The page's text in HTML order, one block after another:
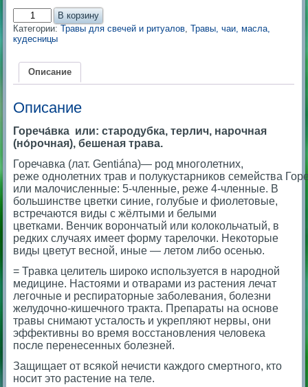
Количество
товара
Горечавка,
терлич-
В корзину
Категории:Травы для свечей и ритуалов ,Травы, чаи, масла,
кудесницы
Описание
Описание
Гореча́вка или: стародубка, терлич, нарочная
(но́рочная), бешеная трава.
Горечавка (лат. Gentiána)— род многолетних,
реже однолетних трав и полукустарников семейства
или малочисленные: 5-членные, реже 4-членные. В
большинстве цветки синие, голубые и фиолетовые,
встречаются виды с жёлтыми и белыми
цветками. Венчик ворончатый или колокольчатый, в
редких случаях имеет форму тарелочки. Некоторые
виды цветут весной, иные — летом либо осенью.
= Травка целитель широко используется в народной
медицине. Настоями и отварами из растения лечат
легочные и респираторные заболевания, болезни
желудочно-кишечного тракта. Препараты на основе
травы снимают усталость и укрепляют нервы, они
эффективны во время восстановления человека
после перенесенных болезней.
Защищает от всякой нечисти каждого смертного, кто
носит это растение на теле.